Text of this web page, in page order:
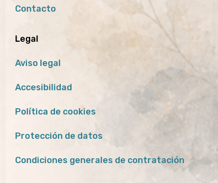
Contacto
Legal
Aviso legal
Accesibilidad
Política de cookies
Protección de datos
Condiciones generales de contratación